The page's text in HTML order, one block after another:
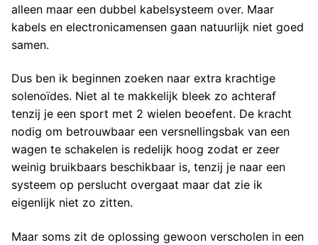
alleen maar een dubbel kabelsysteem over. Maar
kabels en electronicamensen gaan natuurlijk niet goed
samen.
Dus ben ik beginnen zoeken naar extra krachtige
solenoïdes. Niet al te makkelijk bleek zo achteraf
tenzij je een sport met 2 wielen beoefent. De kracht
nodig om betrouwbaar een versnellingsbak van een
wagen te schakelen is redelijk hoog zodat er zeer
weinig bruikbaars beschikbaar is, tenzij je naar een
systeem op perslucht overgaat maar dat zie ik
eigenlijk niet zo zitten.
Maar soms zit de oplossing gewoon verscholen in een